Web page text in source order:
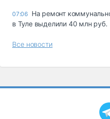
07:06 На ремонт
в Туле выделили 40 млн руб.
Все новости